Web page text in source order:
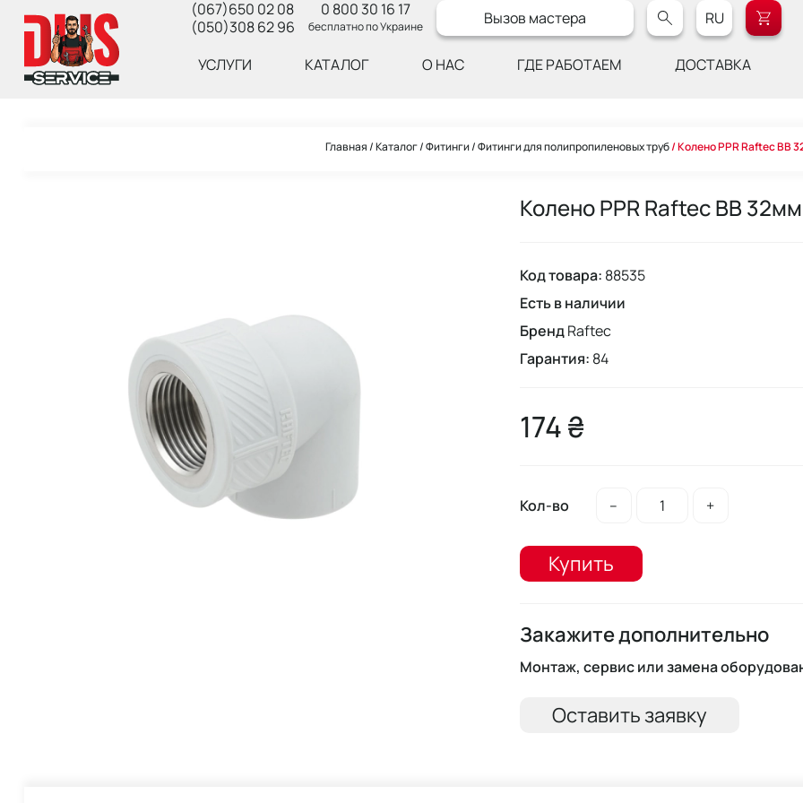
(067)650 02 08
(050)308 62 96
0 800 30 16 17
бесплатно по Украине Вызов мастера RU
УСЛУГИ КАТАЛОГ О НАС ГДЕ РАБОТАЕМ ДОСТАВКА
Главная Каталог Фитинги Фитинги для полипропиленовых труб Колено PPR Raftec ВВ
Колено PPR Raftec ВВ
Код товара: 88535
Есть в наличии
Бренд Raftec
Гарантия: 84
174 ₴
Кол-во – +
Купить
Закажите дополнительно
Монтаж, сервис или замена
Оставить заявку